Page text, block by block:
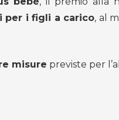
per i figli a carico, al
misure previste per